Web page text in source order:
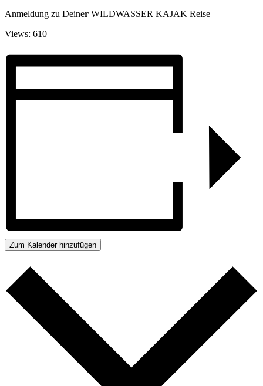
Anmeldung zu Deiner WILDWASSER KAJAK Reise
Views: 610
Zum Kalender hinzufügen